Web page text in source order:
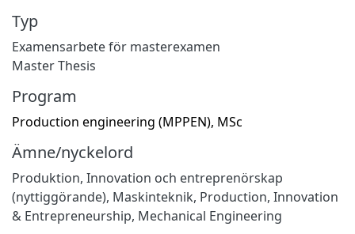
Typ
Examensarbete för masterexamen
Master Thesis
Program
Production engineering (MPPEN), MSc
Ämne/nyckelord
Produktion, Innovation och entreprenörskap
(nyttiggörande), Maskinteknik, Production, Innovation
& Entrepreneurship, Mechanical Engineering